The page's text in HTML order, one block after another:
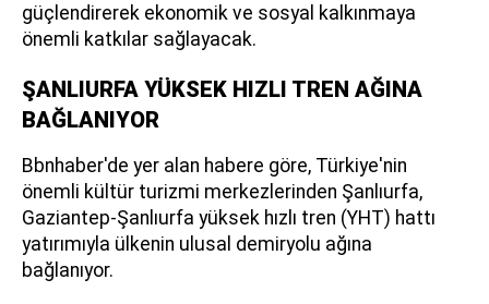
güçlendirerek ekonomik ve sosyal kalkınmaya
önemli katkılar sağlayacak.
ŞANLIURFA YÜKSEK HIZLI TREN AĞINA
BAĞLANIYOR
Bbnhaber'de yer alan habere göre, Türkiye'nin
önemli kültür turizmi merkezlerinden Şanlıurfa,
Gaziantep-Şanlıurfa yüksek hızlı tren (YHT) hattı
yatırımıyla ülkenin ulusal demiryolu ağına
bağlanıyor.